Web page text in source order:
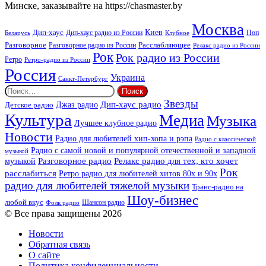
Минске, заказывайте на https://chasmaster.by
Беларусь Дип-хаус Дип-хаус радио из России Киев Клубное Москва Поп
Разговорное Разговорное радио из России Расслабляющее Релакс радио из России
Ретро Ретро-радио из России РокРок радио из России
Россия Санкт-Петербург Украина
Найти:
Детское радио Джаз радио Дип-хаус радио Звезды
Культура Лучшее клубное радио МедиаМузыка
Новости Радио для любителей хип-хопа и рэпа Радио с классической
музыкой Радио с самой новой и популярной отечественной и западной
музыкой Разговорное радио Релакс радио для тех, кто хочет
расслабиться Ретро радио для любителей хитов 80х и 90х Рок
радио для любителей тяжелой музыки Транс-радио на
любой вкус Фолк радио Шансон радио Шоу-бизнес
© Все права защищены 2026
Новости
Обратная связь
О сайте